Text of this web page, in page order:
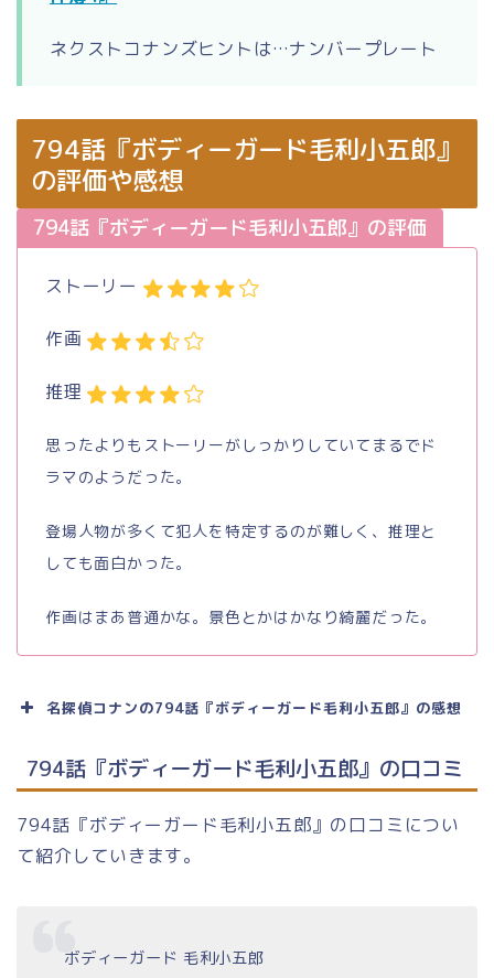
ネクストコナンズヒントは…ナンバープレート
794話『ボディーガード毛利小五郎』
の評価や感想
794話『ボディーガード毛利小五郎』の評価
ストーリー
作画
推理
思ったよりもストーリーがしっかりしていてまるでド
ラマのようだった。
登場人物が多くて犯人を特定するのが難しく、推理と
しても面白かった。
作画はまあ普通かな。景色とかはかなり綺麗だった。
名探偵コナンの794話『ボディーガード毛利小五郎』の感想
794話『ボディーガード毛利小五郎』の口コミ
794話『ボディーガード毛利小五郎』の口コミについ
て紹介していきます。
ボディーガード 毛利小五郎